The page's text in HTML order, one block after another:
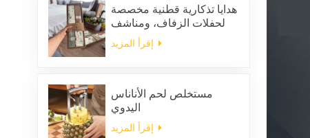
هدايا تذكارية قطنية مخصصة
لحفلات الزفاف، ومناشف
مطبخ منزلية للتنظيف،
ومجموعة هدايا من المناديل
مستخلص لحم الأناناس
اليدوي